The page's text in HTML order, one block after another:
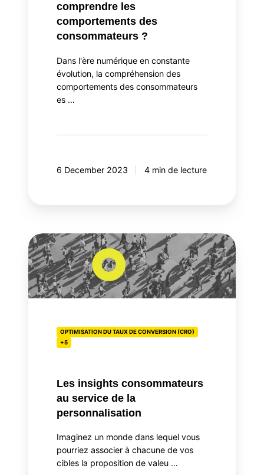
comprendre les
comportements des
consommateurs ?
Dans l'ère numérique en constante
évolution, la compréhension des
comportements des consommateurs
es …
6 December 2023 4 min de lecture
Les
insights
consommateurs
au
service
personnalisation
OPTIMISATION DU TAUX DE CONVERSION (CRO)
+5
Les insights consommateurs
au service de la
personnalisation
Imaginez un monde dans lequel vous
pourriez associer à chacune de vos
cibles la proposition de valeu …